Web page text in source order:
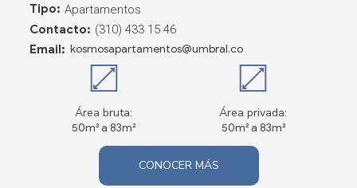
Tipo: Apartamentos
Contacto: (310) 433 15 46
Email: kosmosapartamentos@umbral.co
Área bruta:
50m² a 83m²
Área privada:
50m² a 83m²
CONOCER MÁS